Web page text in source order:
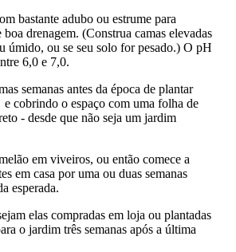
bastante adubo ou estrume para
drenagem. (Construa camas elevadas
úmido, ou se seu solo for pesado.) O pH
6,0 e 7,0.
semanas antes da época de plantar
cobrindo o espaço com uma folha de
- desde que não seja um jardim
em viveiros, ou então comece a
em casa por uma ou duas semanas
esperada.
elas compradas em loja ou plantadas
o jardim três semanas após a última